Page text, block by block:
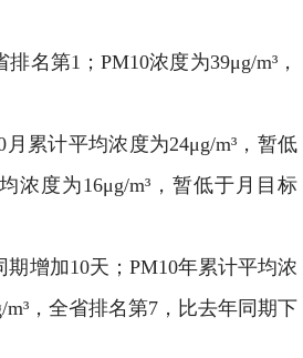
名第1；PM10浓度为39μg/m³，
累计平均浓度为24μg/m³，暂低
浓度为16μg/m³，暂低于月目标
增加10天；PM10年累计平均浓
，全省排名第7，比去年同期下